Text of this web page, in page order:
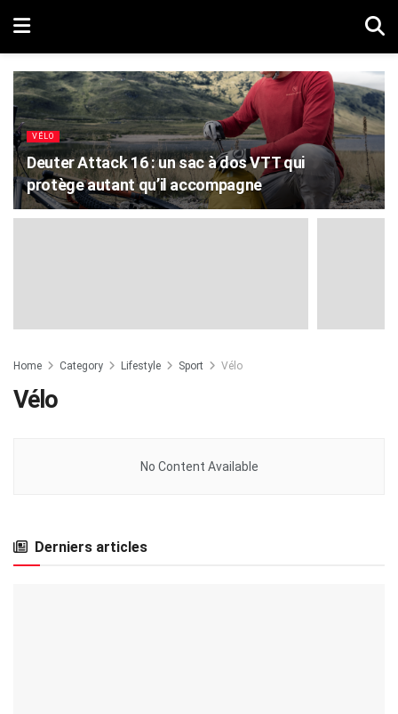
VÉLO
Deuter Attack 16 : un sac à dos VTT qui
protège autant qu’il accompagne
Home Category Lifestyle Sport Vélo
Vélo
No Content Available
Derniers articles